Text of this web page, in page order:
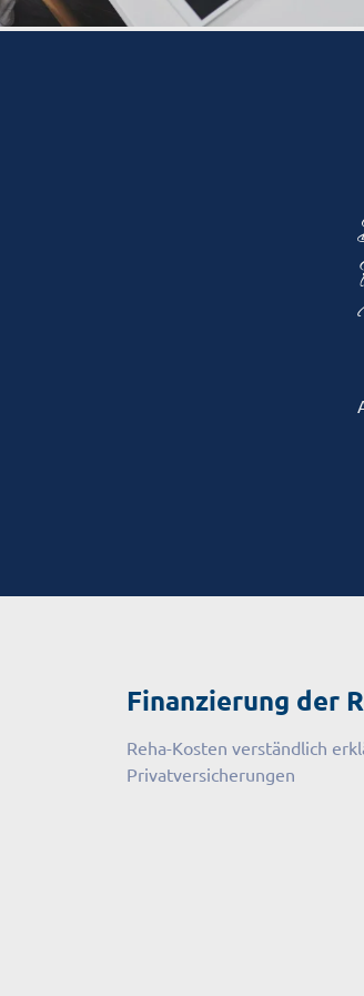
Finanzierung der
Reha-Kosten verständlich
Privatversicherungen